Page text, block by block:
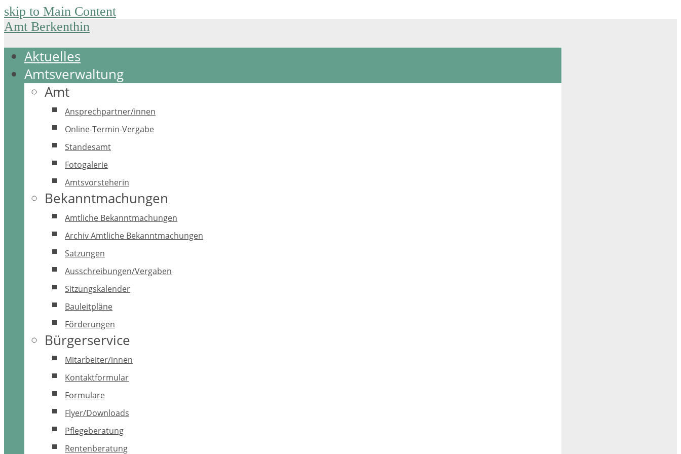
skip to Main Content
Amt Berkenthin
Aktuelles
Amtsverwaltung
Amt
Ansprechpartner/innen
Online-Termin-Vergabe
Standesamt
Fotogalerie
Amtsvorsteherin
Bekanntmachungen
Amtliche Bekanntmachungen
Archiv Amtliche Bekanntmachungen
Satzungen
Ausschreibungen/Vergaben
Sitzungskalender
Bauleitpläne
Förderungen
Bürgerservice
Mitarbeiter/innen
Kontaktformular
Formulare
Flyer/Downloads
Pflegeberatung
Rentenberatung